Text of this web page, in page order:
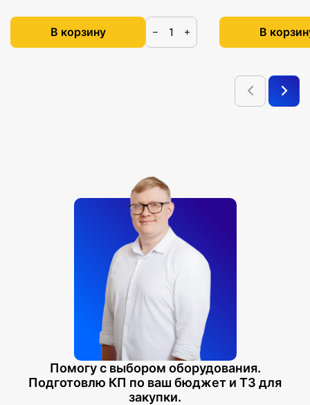
В корзину − + В
Помогу с выбором оборудования.
Подготовлю КП по ваш бюджет и ТЗ для
закупки.